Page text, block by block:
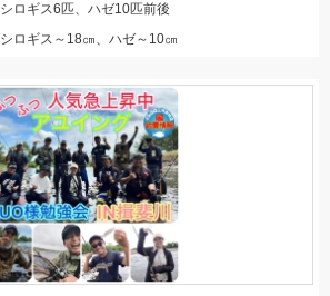
シロギス6匹、ハゼ10匹前後
シロギス～18㎝、ハゼ～10㎝